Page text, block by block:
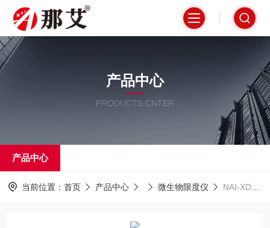
产品中心
PRODUCTS CNTER
产品中心
当前位置： 首页 产品中心 微生物限度仪 NAI-XDY-6A上海那艾微生物限度仪装置厂家价格